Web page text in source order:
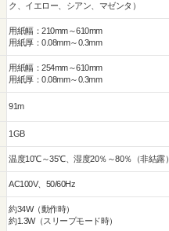
ク、イエロー、シアン、マゼンタ）
用紙幅：210mm～610mm
用紙厚：0.08mm～0.3mm
用紙幅：254mm～610mm
用紙厚：0.08mm～0.3mm
91m
1GB
温度10℃～35℃、湿度20％～80％（非結露）
AC100V、50/60Hz
約34W（動作時）
約1.3W（スリープモード時）